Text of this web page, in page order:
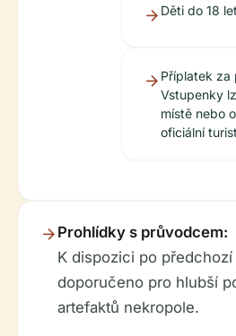
Děti do 18
Příplatek za
Vstupenky
místě nebo
oficiální
Prohlídky s průvodcem:
K dispozici po
doporučeno pro hlubší
artefaktů nekropole.